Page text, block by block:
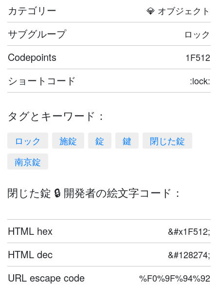
カテゴリー 💎 オブジェクト
サブグループ ロック
Codepoints 1F512
ショートコード :lock:
タグとキーワード：
ロック 施錠 錠 鍵
閉じた錠
南京錠
閉じた錠 🔒 開発者の絵文字コード：
HTML hex &#x1F512;
HTML dec &#128274;
URL escape code %F0%9F%94%92